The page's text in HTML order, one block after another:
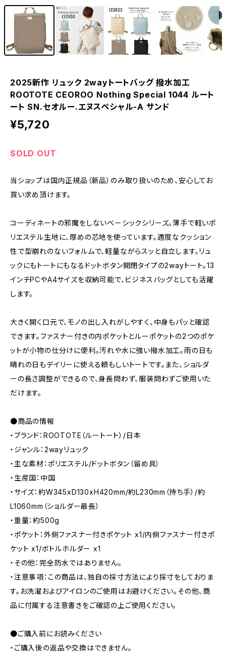
2025新作 リュック 2wayトートバッグ 撥水加工
ROOTOTE CEOROO Nothing Special 1044 ルート
ート SN.セオルー.エヌスペシャル-A サンド
¥5,720
SOLD OUT
当ショップは国内正規品（新品）のみ取り扱いのため、安心してお
買い求め頂けます。
コーディネートの邪魔をしないベーシックシリーズ。薄手で軽いポ
リエステル生地に、厚めの芯地を使っています。適度なクッション
性で型崩れのないフォルムで、軽量ながらスッと自立します。リュ
ックにもトートにもなるドットボタン開閉タイプの2wayトート。13
インチPCやA4サイズを収納可能で、ビジネスバッグとしても活躍
します。
大きく開く口元で、モノの出し入れがしやすく、中身もパッと確認
できます。ファスナー付きの内ポケットとルーポケットの2つのポケ
ットが小物の仕分けに便利。汚れや水に強い撥水加工。雨の日も
晴れの日もデイリーに使える頼もしいトートです。また、ショルダ
ーの長さ調整ができるので、身長問わず、服装問わずご使用いた
だけます。
●商品の情報
・ブランド：ROOTOTE（ルートート）/日本
・ジャンル：2wayリュック
・主な素材：ポリエステル/ドットボタン（留め具）
・生産国：中国
・サイズ：約W345xD130xH420mm/約L230mm（持ち手）/約
L1060mm（ショルダー最長）
・重量：約500g
・ポケット：外側ファスナー付きポケット x1/内側ファスナー付きポ
ケット x1/ボトルホルダー x1
・その他：完全防水ではありません。
・注意事項：この商品は、独自の採寸方法により採寸をしておりま
す。お洗濯およびアイロンのご使用はお避けください。その他、商
品に付属する注意書きをご確認の上ご使用ください。
●ご購入前にお読みください
・ご購入後の返品や交換はできません。